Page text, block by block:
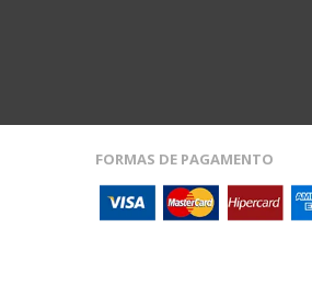
FORMAS DE PAGAMENTO